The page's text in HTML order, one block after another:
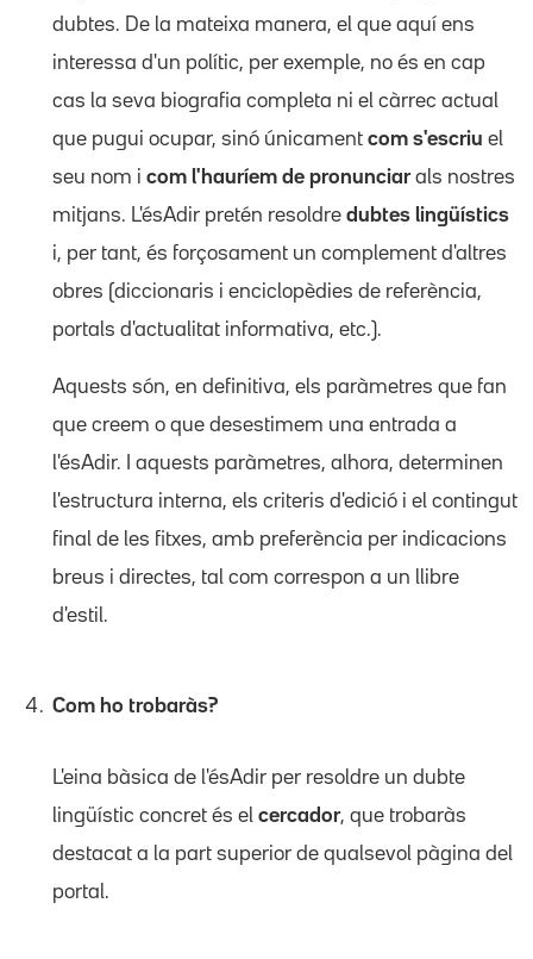
dubtes. De la mateixa manera, el que aquí ens
interessa d'un polític, per exemple, no és en cap
cas la seva biografia completa ni el càrrec actual
que pugui ocupar, sinó únicament com s'escriu el
seu nom i com l'hauríem de pronunciarals nostres
mitjans. L'ésAdir pretén resoldre dubtes lingüístics
i, per tant, és forçosament un complement d'altres
obres (diccionaris i enciclopèdies de referència,
portals d'actualitat informativa, etc.).
Aquests són, en definitiva, els paràmetres que fan
que creem o que desestimem una entrada a
l'ésAdir. I aquests paràmetres, alhora, determinen
l'estructura interna, els criteris d'edició i el contingut
final de les fitxes, amb preferència per indicacions
breus i directes, tal com correspon a un llibre
d'estil.
Com ho trobaràs?
L'eina bàsica de l'ésAdir per resoldre un dubte
lingüístic concret és el cercador, que trobaràs
destacat a la part superior de qualsevol pàgina del
portal.